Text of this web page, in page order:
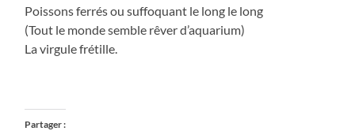
Poissons ferrés ou suffoquant le long le long
(Tout le monde semble rêver d’aquarium)
La virgule frétille.
Partager :